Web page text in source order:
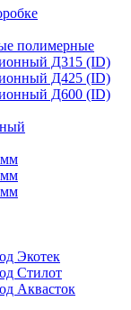
полимерные
Д315 (ID)
Д425 (ID)
Д600 (ID)
мм
мм
мм
Экотек
Стилот
Аквасток